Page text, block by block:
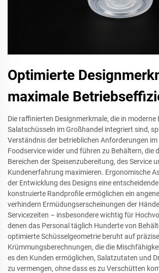
Optimierte
maximale
Die raffinierten Designmerkmale, die in moderne
Salatschüsseln im Großhandel integriert sind,
Verständnis der betrieblichen Anforderungen im
Foodservice wider und führen zu Behältern, die
Bereichen der Speisenzubereitung, des Service
Kundenerfahrung maximieren. Ergonomische
der Entwicklung des Designs eine
konstruierte Randprofile ermöglichen ein
verhindern Ermüdungserscheinungen der
Servicezeiten – insbesondere wichtig für
denen das Personal täglich Hunderte von
optimierte Schüsselgeometrie beruht auf
Krümmungsberechnungen, die die
es den Kunden ermöglichen, Salatzutaten und
zu vermengen, ohne dass es zu Verschütten